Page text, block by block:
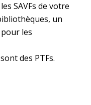
SAVFs de votre
un
les
des PTFs.